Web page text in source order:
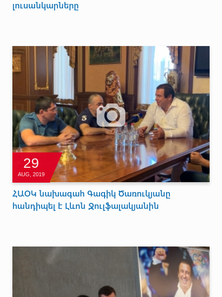
լուսանկարները
29
AUG, 2019
ՀԱՕԿ նախագահ Գագիկ Ծառուկյանը
հանդիպել է Լևոն Ջուլֆալակյանին